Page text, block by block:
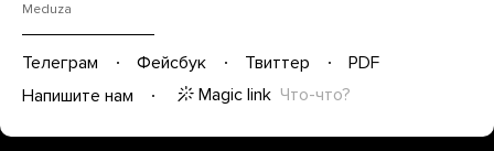
Meduza
Телеграм Фейсбук Твиттер
PDF
Напишите нам
Magic link Что-что?